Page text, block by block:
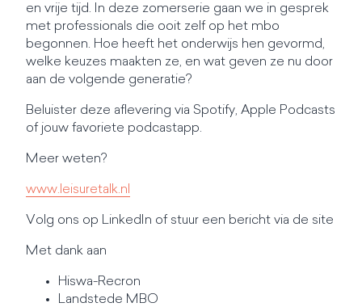
en vrije tijd. In deze zomerserie gaan we in gesprek
met professionals die ooit zelf op het mbo
begonnen. Hoe heeft het onderwijs hen gevormd,
welke keuzes maakten ze, en wat geven ze nu door
aan de volgende generatie?
Beluister deze aflevering via Spotify, Apple Podcasts
of jouw favoriete podcastapp.
Meer weten?
www.leisuretalk.nl
Volg ons op LinkedIn of stuur een bericht via de site
Met dank aan
Hiswa-Recron
Landstede MBO